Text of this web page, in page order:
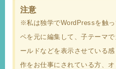
注意
※私は独学でWordPressを触
ペを元に編集して、子テーマ
ールドなどを表示させている
作をお仕事にされている方、